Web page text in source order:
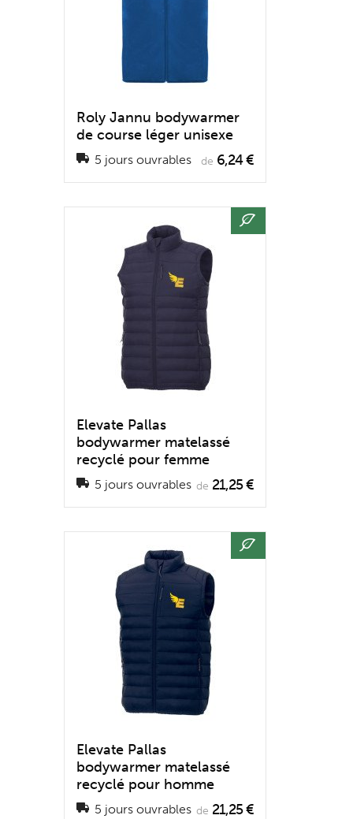
Roly Jannu bodywarmer
de course léger unisexe
5 jours ouvrables de 6,24 €
Elevate Pallas
bodywarmer matelassé
recyclé pour femme
5 jours ouvrables de 21,25 €
Elevate Pallas
bodywarmer matelassé
recyclé pour homme
5 jours ouvrables de 21,25 €